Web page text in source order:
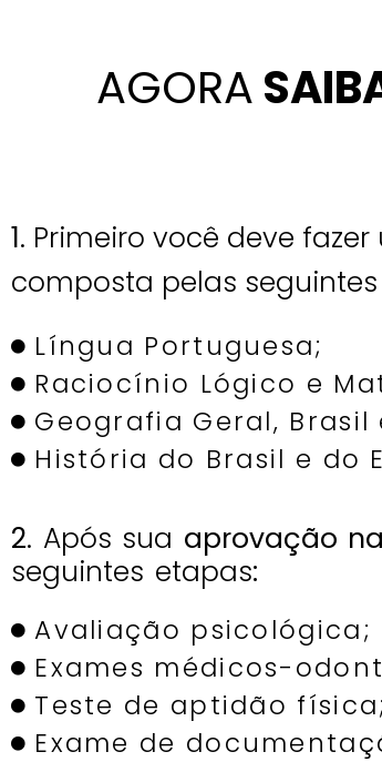
AGORA
1. Primeiro você deve fazer
composta pelas
Língua Portuguesa;
Raciocínio Lógico e
Geografia Geral,
História do Brasil e do
2. Após sua aprovação
seguintes etapas:
Avaliação psicológica;
Exames médicos-
Teste de aptidão física;
Exame de